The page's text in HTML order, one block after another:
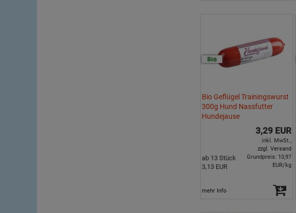
Bio Geflügel Trainingswurst
300g Hund Nassfutter
Hundejause
3,29 EUR
inkl. MwSt.,
zzgl. Versand
ab 13 Stück
3,13 EUR
Grundpreis: 10,97
EUR/kg
mehr Info